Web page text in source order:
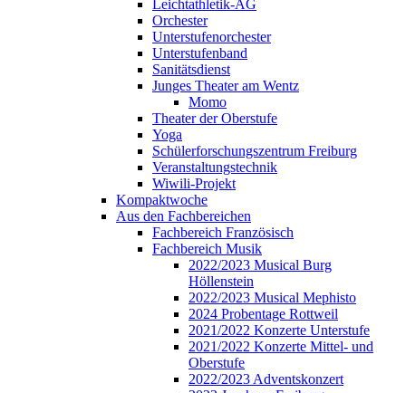
Leichtathletik-AG
Orchester
Unterstufenorchester
Unterstufenband
Sanitätsdienst
Junges Theater am Wentz
Momo
Theater der Oberstufe
Yoga
Schülerforschungszentrum Freiburg
Veranstaltungstechnik
Wiwili-Projekt
Kompaktwoche
Aus den Fachbereichen
Fachbereich Französisch
Fachbereich Musik
2022/2023 Musical Burg
Höllenstein
2022/2023 Musical Mephisto
2024 Probentage Rottweil
2021/2022 Konzerte Unterstufe
2021/2022 Konzerte Mittel- und
Oberstufe
2022/2023 Adventskonzert